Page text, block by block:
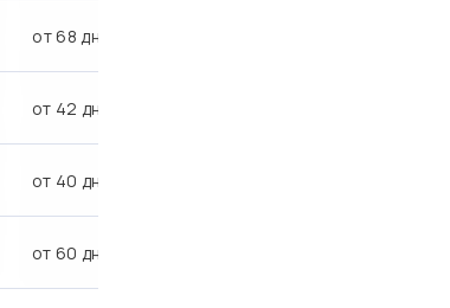
от 68 дн.
от 42 дн.
от 40 дн.
от 60 дн.